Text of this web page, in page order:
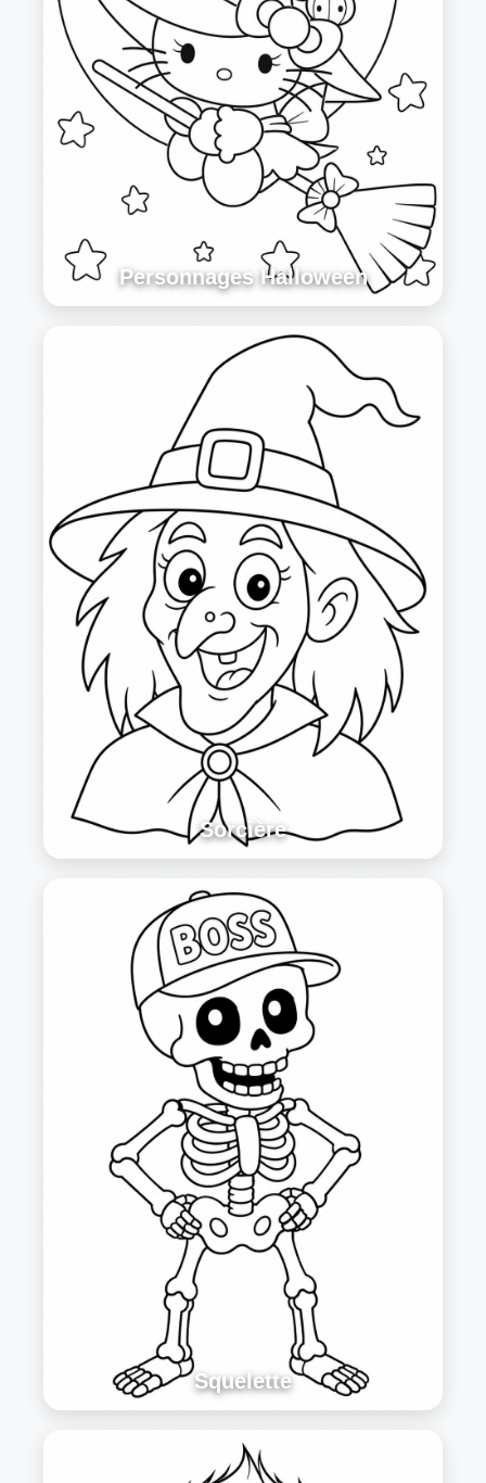
Personnages Halloween
Sorcière
Squelette